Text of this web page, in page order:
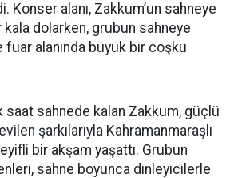
Konser alanı, Zakkum’un sahneye
kala dolarken, grubun sahneye
fuar alanında büyük bir coşku
saat sahnede kalan Zakkum, güçlü
şarkılarıyla Kahramanmaraşlı
bir akşam yaşattı. Grubun
sahne boyunca dinleyicilerle